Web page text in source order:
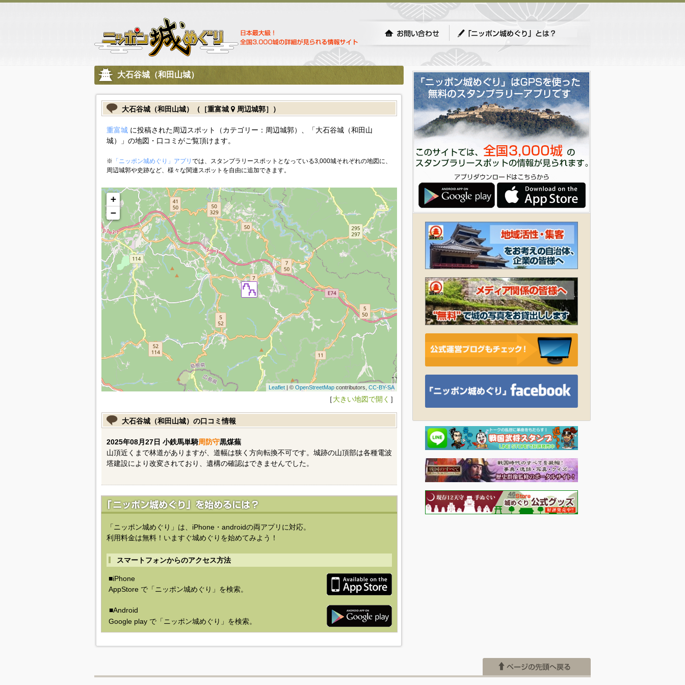
大石谷城（和田山城）
大石谷城（和田山城）（［重富城 周辺城郭］）
重富城に投稿された周辺スポット（カテゴリー：周辺城郭）、「大石谷城（和田山
城）」の地図・口コミがご覧頂けます。
※ 「ニッポン城めぐり」アプリ では、スタンプラリースポットとなっている3,000城それぞれの地図に、
周辺城郭や史跡など、様々な関連スポットを自由に追加できます。
+
−
Leaflet| © OpenStreetMapcontributors, CC-BY-SA
［大きい地図で開く ］
大石谷城（和田山城）の口コミ情報
2025年08月27日 小鉄馬単騎周防守黒煤蕪
山頂近くまで林道がありますが、道幅は狭く方向転換不可です。城跡の山頂部は各種電波
塔建設により改変されており、遺構の確認はできませんでした。
「ニッポン城めぐり」は、iPhone・androidの両アプリに対応。
利用料金は無料！いますぐ城めぐりを始めてみよう！
スマートフォンからのアクセス方法
■iPhone
AppStore で「ニッポン城めぐり」を検索。
■Android
Google play で「ニッポン城めぐり」を検索。